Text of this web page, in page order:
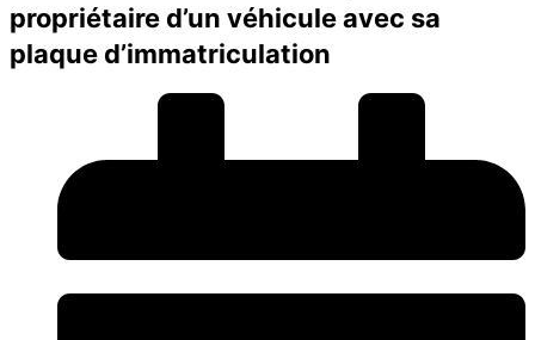
propriétaire d’un véhicule avec sa
plaque d’immatriculation